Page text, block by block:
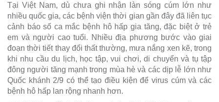
Tại Việt Nam, dù chưa ghi nhận làn sóng cúm lớn như
nhiều quốc gia, các bệnh viện thời gian gần đây đã liên tục
cảnh báo số ca mắc bệnh hô hấp gia tăng, đặc biệt ở trẻ
em và người cao tuổi. Nhiều địa phương bước vào giai
đoạn thời tiết thay đổi thất thường, mưa nắng xen kẽ, trong
khi nhu cầu du lịch, học tập, vui chơi, di chuyển và tụ tập
đông người tăng mạnh trong mùa hè và các dịp lễ lớn như
Quốc khánh 2/9 có thể tạo điều kiện để virus cúm và các
bệnh hô hấp lan rộng nhanh hơn.